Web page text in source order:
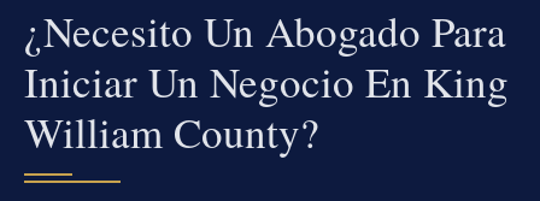
¿Necesito Un Abogado Para
Iniciar Un Negocio En King
William County?